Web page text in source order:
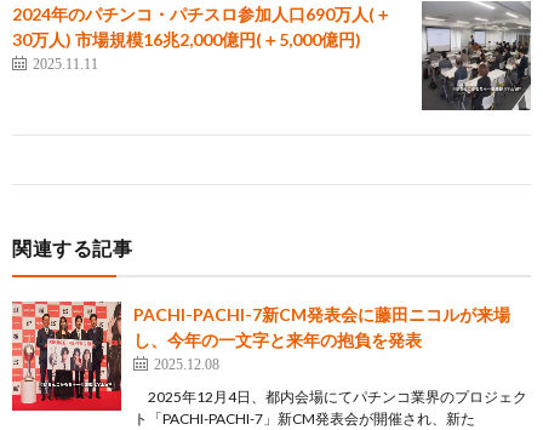
2024年のパチンコ・パチスロ参加人口690万人(＋
30万人) 市場規模16兆2,000億円(＋5,000億円)
2025.11.11
関連する記事
PACHI-PACHI-7新CM発表会に藤田ニコルが来場
し、今年の一文字と来年の抱負を発表
2025.12.08
2025年12月4日、都内会場にてパチンコ業界のプロジェク
ト「PACHI-PACHI-7」新CM発表会が開催され、新た